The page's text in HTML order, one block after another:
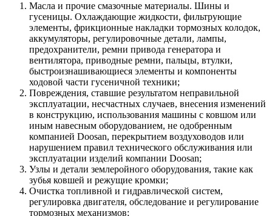
Масла и прочие смазочные материалы. Шины и
гусеницы. Охлаждающие жидкости, фильтрующие
элементы, фрикционные накладки тормозных колодок,
аккумуляторы, регулировочные детали, лампы,
предохранители, ремни привода генератора и
вентилятора, приводные ремни, пальцы, втулки,
быстроизнашивающиеся элементы и компоненты
ходовой части гусеничной техники;
Повреждения, ставшие результатом неправильной
эксплуатации, несчастных случаев, внесения изменений
в конструкцию, использования машины с ковшом или
иным навесным оборудованием, не одобренным
компанией Doosan, перекрытием воздуховодов или
нарушением правил технического обслуживания или
эксплуатации изделий компании Doosan;
Узлы и детали землеройного оборудования, такие как
зубья ковшей и режущие кромки;
Очистка топливной и гидравлической систем,
регулировка двигателя, обследование и регулирование
тормозных механизмов;